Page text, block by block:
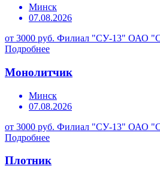
Минск
07.08.2026
от 3000 руб. Филиал "СУ-13" ОАО
Подробнее
Монолитчик
Минск
07.08.2026
от 3000 руб. Филиал "СУ-13" ОАО
Подробнее
Плотник